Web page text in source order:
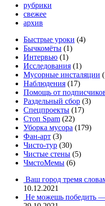
рубрики
свежее
архив
Быстрые уроки (4)
Бычкомёты (1)
Интервью (1)
Исследования (1)
Мусорные инсталяции
Наблюдения (17)
Помощь от
Раздельный сбор (3)
Спецпроекты (17)
Стоп Spam (22)
Уборка мусора (179)
Фан-арт (3)
Чисто-тур (30)
Чистые стены (5)
ЧмстоМемы (6)
Ваш город тремя
10.12.2021
Не можешь победить —